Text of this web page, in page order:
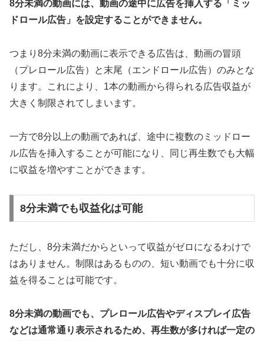
8分未満の動画には、動画の途中に広告を挿入する「ミッ
ドロール広告」を設定することができません。
つまり8分未満の動画に表示できる広告は、動画の冒頭
（プレロール広告）と末尾（エンドロール広告）のみとな
ります。これにより、1本の動画から得られる広告収益が
大きく制限されてしまいます。
一方で8分以上の動画であれば、途中に複数のミッドロー
ル広告を挿入することが可能になり、同じ再生数でも大幅
に収益を増やすことができます。
8分未満でも収益化は可能
ただし、8分未満だからといって収益がゼロになるわけで
はありません。制限はあるものの、短い動画でも十分に収
益を得ることは可能です。
8分未満の動画でも、プレロール広告やディスプレイ広告
などは通常通り表示されるため、再生数が多ければ一定の